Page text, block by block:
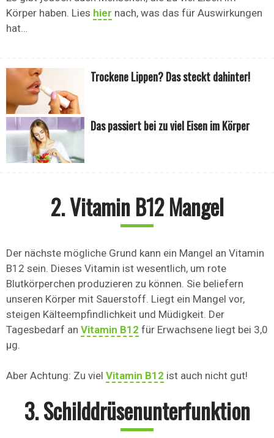
Körper haben. Lies hier nach, was das für Auswirkungen
hat…
Trockene Lippen? Das steckt dahinter!
Das passiert bei zu viel Eisen im Körper
2. Vitamin B12 Mangel
Der nächste mögliche Grund kann ein Mangel an Vitamin
B12 sein. Dieses Vitamin ist wesentlich, um rote
Blutkörperchen produzieren zu können. Sie beliefern
unseren Körper mit Sauerstoff. Liegt ein Mangel vor,
steigen Kälteempfindlichkeit und Müdigkeit. Der
Tagesbedarf an Vitamin B12 für Erwachsene liegt bei 3,0
µg.
Aber Achtung: Zu viel Vitamin B12 ist auch nicht gut!
3. Schilddrüsenunterfunktion